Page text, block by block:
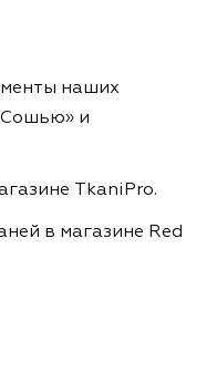
наших
и
TkaniPro.
в магазине Red